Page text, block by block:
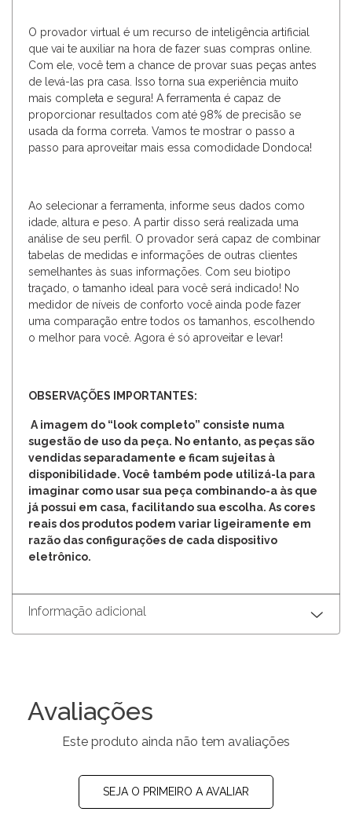
O provador virtual é um recurso de inteligência artificial
que vai te auxiliar na hora de fazer suas compras online.
Com ele, você tem a chance de provar suas peças antes
de levá-las pra casa. Isso torna sua experiência muito
mais completa e segura! A ferramenta é capaz de
proporcionar resultados com até 98% de precisão se
usada da forma correta. Vamos te mostrar o passo a
passo para aproveitar mais essa comodidade Dondoca!
Ao selecionar a ferramenta, informe seus dados como
idade, altura e peso. A partir disso será realizada uma
análise de seu perfil. O provador será capaz de combinar
tabelas de medidas e informações de outras clientes
semelhantes às suas informações. Com seu biotipo
traçado, o tamanho ideal para você será indicado! No
medidor de níveis de conforto você ainda pode fazer
uma comparação entre todos os tamanhos, escolhendo
o melhor para você. Agora é só aproveitar e levar!
OBSERVAÇÕES IMPORTANTES:
A imagem do “look completo” consiste numa
sugestão de uso da peça. No entanto, as peças são
vendidas separadamente e ficam sujeitas à
disponibilidade. Você também pode utilizá-la para
imaginar como usar sua peça combinando-a às que
já possui em casa, facilitando sua escolha. As cores
reais dos produtos podem variar ligeiramente em
razão das configurações de cada dispositivo
eletrônico.
Informação adicional
Avaliações
Este produto ainda não tem avaliações
SEJA O PRIMEIRO A AVALIAR